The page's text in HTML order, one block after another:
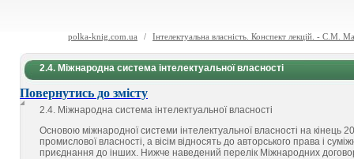
polka-knig.com.ua / Інтелектуальна власність. Конспект лекцій. -
2.4. Міжнародна система інтелектуальної власності
Повернутись до змісту
2.4. Міжнародна система інтелектуальної власності
Основою міжнародної системи інтелектуальної вла­сності на кінець
промислової власності, а вісім від­носять до авторського права і
приєднання до інших. Нижче наведений перелік Міжнарод­них